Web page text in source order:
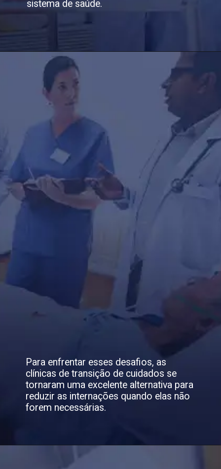
sistema de saúde.
Para enfrentar esses desafios, as
clínicas de transição de cuidados se
tornaram uma excelente alternativa para
reduzir as internações quando elas não
forem necessárias.